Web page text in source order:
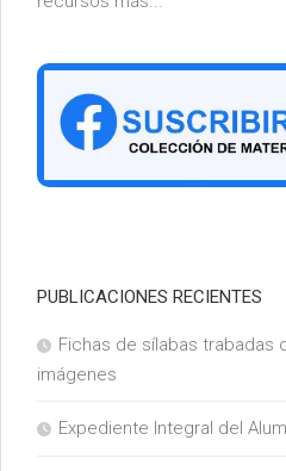
PUBLICACIONES RECIENTES
Fichas de sílabas trabadas
imágenes
Expediente Integral del